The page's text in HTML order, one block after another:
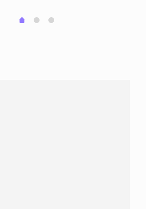
0 1 2